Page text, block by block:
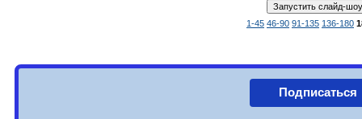
1-45 46-90 91-135 136-180
Подписаться